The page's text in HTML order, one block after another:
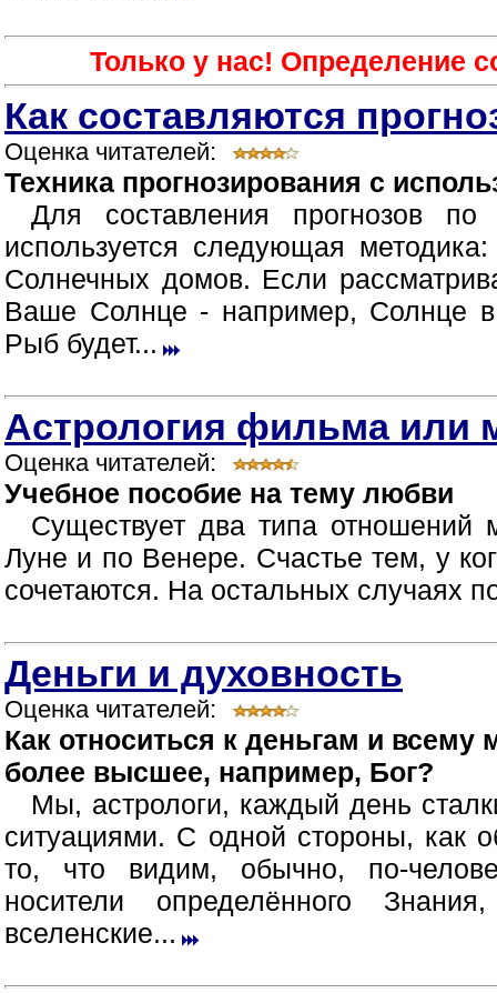
Только у нас! Определение
Как составляются
Оценка читателей:
Техника прогнозирования с
Для составления прогнозов
используется следующая
Солнечных домов. Если
Ваше Солнце - например, Солнце в
Рыб будет...
Астрология фильма или
Оценка читателей:
Учебное пособие на тему любви
Существует два типа
Луне и по Венере. Счастье тем, у
сочетаются. На остальных случаях
Деньги и духовность
Оценка читателей:
Как относиться к деньгам и всему
более высшее, например, Бог?
Мы, астрологи, каждый день
ситуациями. С одной стороны,
то, что видим, обычно, по-
носители определённого
вселенские...